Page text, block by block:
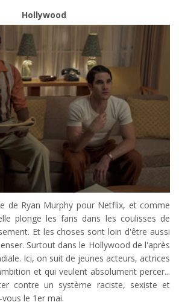
Hollywood
de Ryan Murphy pour Netflix, et comme
plonge les fans dans les coulisses de
Et les choses sont loin d'être aussi
Surtout dans le Hollywood de l'après
Ici, on suit de jeunes acteurs, actrices
et qui veulent absolument percer...
contre un système raciste, sexiste et
le 1er mai.